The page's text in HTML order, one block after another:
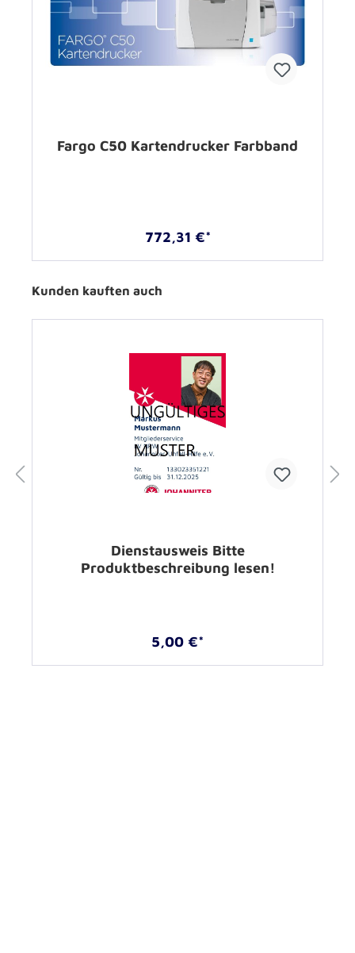
Fargo C50 Kartendrucker Farbband
772,31 €*
Kunden kauften auch
Dienstausweis Bitte
Produktbeschreibung lesen!
5,00 €*